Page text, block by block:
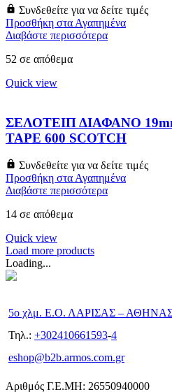
Συνδεθείτε για να δείτε τιμές
Προσθήκη στα Αγαπημένα
Διαβάστε περισσότερα
52 σε απόθεμα
Quick view
ΣΕΛΟΤΕΙΠ ΔΙΑΦΑΝΟ
TAPE 600 SCOTCH
Συνδεθείτε για να δείτε τιμές
Προσθήκη στα Αγαπημένα
Διαβάστε περισσότερα
14 σε απόθεμα
Quick view
Load more products
Loading...
5ο χλμ. Ε.Ο. ΛΑΡΙΣΑΣ –
Τηλ.: +302410661593-4
eshop@b2b.armos.com.gr
Αριθμός Γ.Ε.ΜΗ: 26550940000